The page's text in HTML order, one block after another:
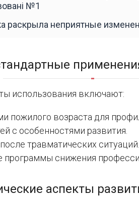
№1
раскрыла неприятные
использования включают:
пожилого возраста для
с особенностями развития.
травматических ситуаций.
программы снижения
аспекты